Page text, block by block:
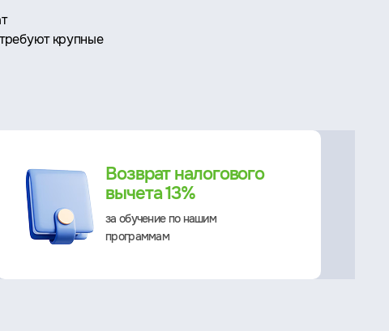
крупные
Возврат налогового
вычета 13%
за обучение по нашим
программам